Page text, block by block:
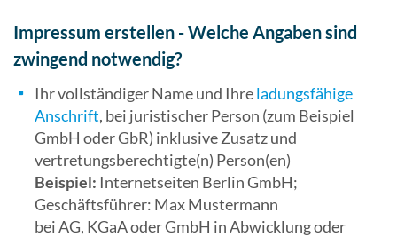
Impressum erstellen - Welche Angaben sind
zwingend notwendig?
Ihr vollständiger Name und Ihreladungsfähige
Anschrift, bei juristischer Person (zum Beispiel
GmbH oder GbR) inklusive Zusatz und
vertretungsberechtigte(n) Person(en)
Beispiel: Internetseiten Berlin GmbH;
Geschäftsführer: Max Mustermann
bei AG, KGaA oder GmbH in Abwicklung oder